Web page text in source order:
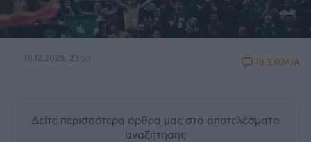
18.12.2025, 23:55 10 ΣΧΟΛΙΑ
Δείτε περισσότερα άρθρα μας στα αποτελέσματα
αναζήτησης